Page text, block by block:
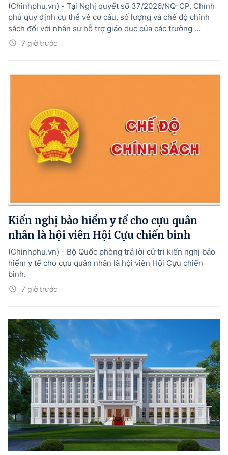
7 giờ trước
(Chinhphu.vn) - Tại Nghị quyết số 37/2026/NQ-CP, Chính
phủ quy định cụ thể về cơ cấu, số lượng và chế độ chính
sách đối với nhân sự hỗ trợ giáo dục của các trường ...
Kiến nghị bảo hiểm y tế cho cựu quân
nhân là hội viên Hội Cựu chiến binh
7 giờ trước
(Chinhphu.vn) - Bộ Quốc phòng trả lời cử tri kiến nghị bảo
hiểm y tế cho cựu quân nhân là hội viên Hội Cựu chiến
binh.